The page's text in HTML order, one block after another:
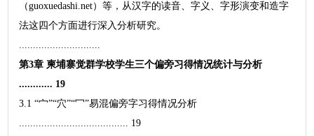
（guoxuedashi.net）等，从汉字的读音、字义、字形演变和造字
法这四个方面进行深入分析研究。
.............................
第3章 柬埔寨觉群学校学生三个偏旁习得情况统计与分析
............ 19
3.1 “宀”“穴”“冖”易混偏旁字习得情况分析
....................................... 19